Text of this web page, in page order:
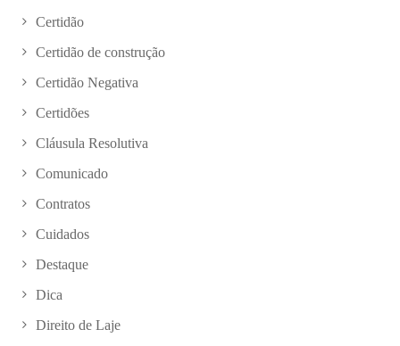
Certidão
Certidão de construção
Certidão Negativa
Certidões
Cláusula Resolutiva
Comunicado
Contratos
Cuidados
Destaque
Dica
Direito de Laje